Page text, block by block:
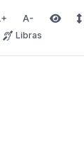
Aumentar fonte
Diminuir fonte
Área
Libras